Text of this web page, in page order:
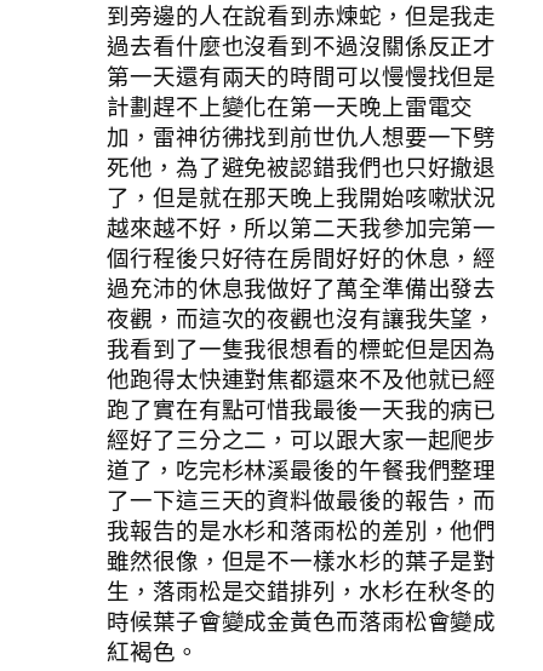
到旁邊的人在說看到赤煉蛇，但是我走
過去看什麼也沒看到不過沒關係反正才
第一天還有兩天的時間可以慢慢找但是
計劃趕不上變化在第一天晚上雷電交
加，雷神彷彿找到前世仇人想要一下劈
死他，為了避免被認錯我們也只好撤退
了，但是就在那天晚上我開始咳嗽狀況
越來越不好，所以第二天我參加完第一
個行程後只好待在房間好好的休息，經
過充沛的休息我做好了萬全準備出發去
夜觀，而這次的夜觀也沒有讓我失望，
我看到了一隻我很想看的標蛇但是因為
他跑得太快連對焦都還來不及他就已經
跑了實在有點可惜我最後一天我的病已
經好了三分之二，可以跟大家一起爬步
道了，吃完杉林溪最後的午餐我們整理
了一下這三天的資料做最後的報告，而
我報告的是水杉和落雨松的差別，他們
雖然很像，但是不一樣水杉的葉子是對
生，落雨松是交錯排列，水杉在秋冬的
時候葉子會變成金黃色而落雨松會變成
紅褐色。